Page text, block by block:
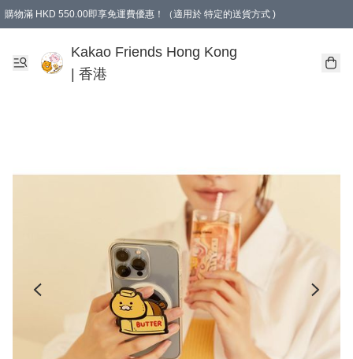
購物滿 HKD 550.00即享免運費優惠！（適用於 特定的送貨方式 )
Kakao Friends Hong Kong
| 香港